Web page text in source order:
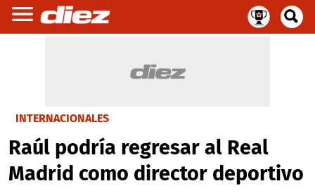
INTERNACIONALES
Raúl podría regresar al Real
Madrid como director deportivo